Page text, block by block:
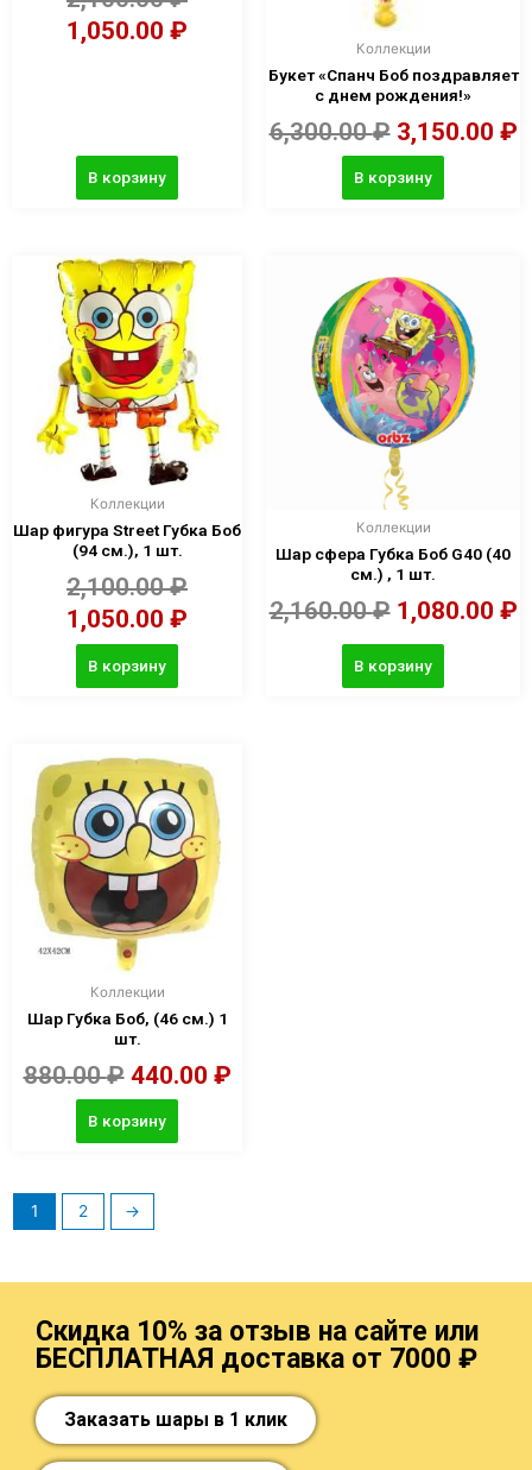
1,050.00 ₽
В корзину
Коллекции
Букет «Спанч Боб поздравляет
с днем рождения!»
6,300.00₽ 3,150.00 ₽
В корзину
Коллекции
Шар фигура Street Губка Боб
(94 см.), 1 шт.
2,100.00₽
1,050.00 ₽
В корзину
Коллекции
Шар сфера Губка Боб G40 (40
см.) , 1 шт.
2,160.00₽ 1,080.00 ₽
В корзину
Коллекции
Шар Губка Боб, (46 см.) 1
шт.
880.00₽ 440.00 ₽
В корзину
1 2 →
Скидка 10% за отзыв на сайте или
БЕСПЛАТНАЯ доставка от 7000 ₽
Заказать шары в 1 клик